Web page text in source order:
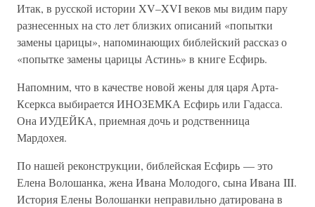
Итак, в русской истории XV–XVI веков мы видим пару
разнесенных на сто лет близких описаний «попытки
замены царицы», напоминающих библейский рассказ о
«попытке замены царицы Астинь» в книге Есфирь.
Напомним, что в качестве новой жены для царя Арта-
Ксеркса выбирается ИНОЗЕМКА Есфирь или Гадасса.
Она ИУДЕЙКА, приемная дочь и родственница
Мардохея.
По нашей реконструкции, библейская Есфирь — это
Елена Волошанка, жена Ивана Молодого, сына Ивана III.
История Елены Волошанки неправильно датирована в